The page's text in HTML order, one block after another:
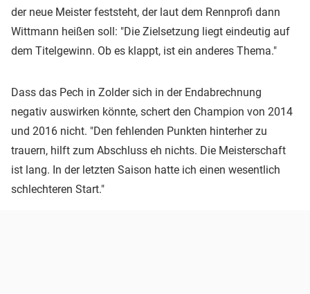
der neue Meister feststeht, der laut dem Rennprofi dann
Wittmann heißen soll: "Die Zielsetzung liegt eindeutig auf
dem Titelgewinn. Ob es klappt, ist ein anderes Thema."
Dass das Pech in Zolder sich in der Endabrechnung
negativ auswirken könnte, schert den Champion von 2014
und 2016 nicht. "Den fehlenden Punkten hinterher zu
trauern, hilft zum Abschluss eh nichts. Die Meisterschaft
ist lang. In der letzten Saison hatte ich einen wesentlich
schlechteren Start."